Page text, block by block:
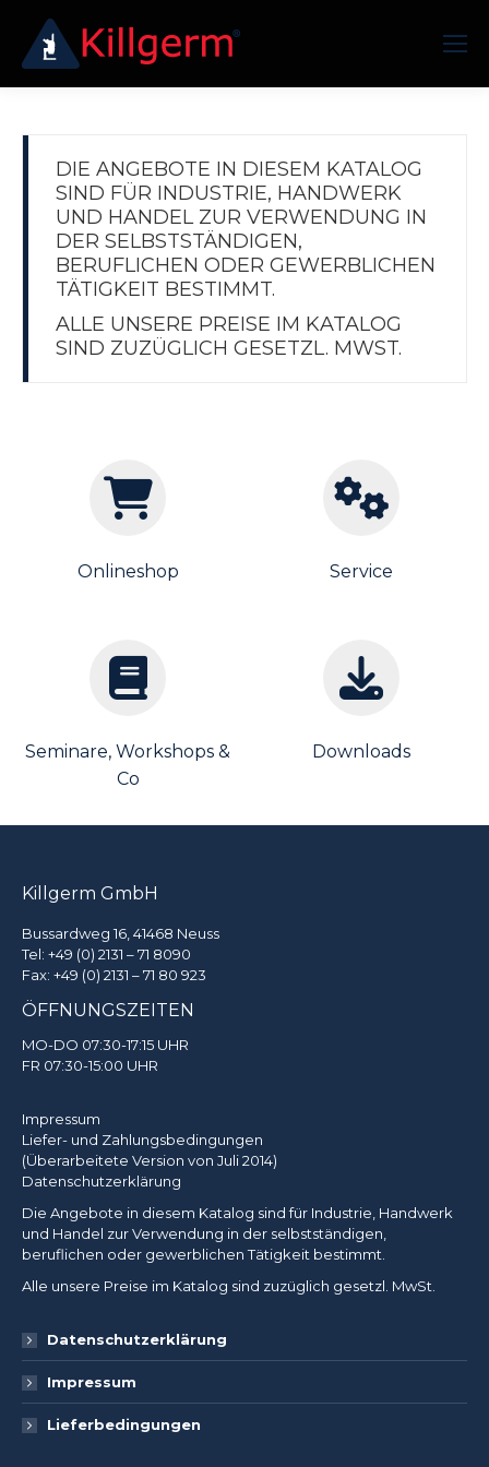
DIE ANGEBOTE IN DIESEM KATALOG
SIND FÜR INDUSTRIE, HANDWERK
UND HANDEL ZUR VERWENDUNG IN
DER SELBSTSTÄNDIGEN,
BERUFLICHEN ODER GEWERBLICHEN
TÄTIGKEIT BESTIMMT.
ALLE UNSERE PREISE IM KATALOG
SIND ZUZÜGLICH GESETZL. MWST.
Onlineshop Service
Seminare, Workshops &
Co
Downloads
Killgerm GmbH
Bussardweg 16, 41468 Neuss
Tel: +49 (0) 2131 – 71 8090
Fax: +49 (0) 2131 – 71 80 923
ÖFFNUNGSZEITEN
MO-DO 07:30-17:15 UHR
FR 07:30-15:00 UHR
Impressum
Liefer- und Zahlungsbedingungen
(Überarbeitete Version von Juli 2014)
Datenschutzerklärung
Die Angebote in diesem Katalog sind für Industrie, Handwerk
und Handel zur Verwendung in der selbstständigen,
beruflichen oder gewerblichen Tätigkeit bestimmt.
Alle unsere Preise im Katalog sind zuzüglich gesetzl. MwSt.
Datenschutzerklärung
Impressum
Lieferbedingungen